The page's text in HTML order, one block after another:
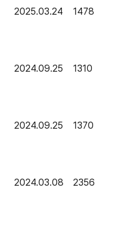
2025.03.24 1478
2024.09.25 1310
2024.09.25 1370
2024.03.08 2356